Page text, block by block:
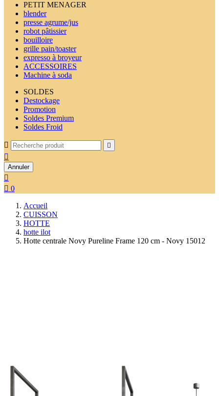
PETIT MENAGER
blender
presse agrume/jus
robot pâtissier
bouilloire
grille pain/toaster
expresso à broyeur
ACCESSOIRES
Machine à soda
SOLDES
Destockage
Promotion
Soldes Premium
Soldes Froid
 

Annuler

 0
Accueil
CUISSON
HOTTE
hotte ilot
Hotte centrale Novy Pureline Frame 120 cm - Novy 15012